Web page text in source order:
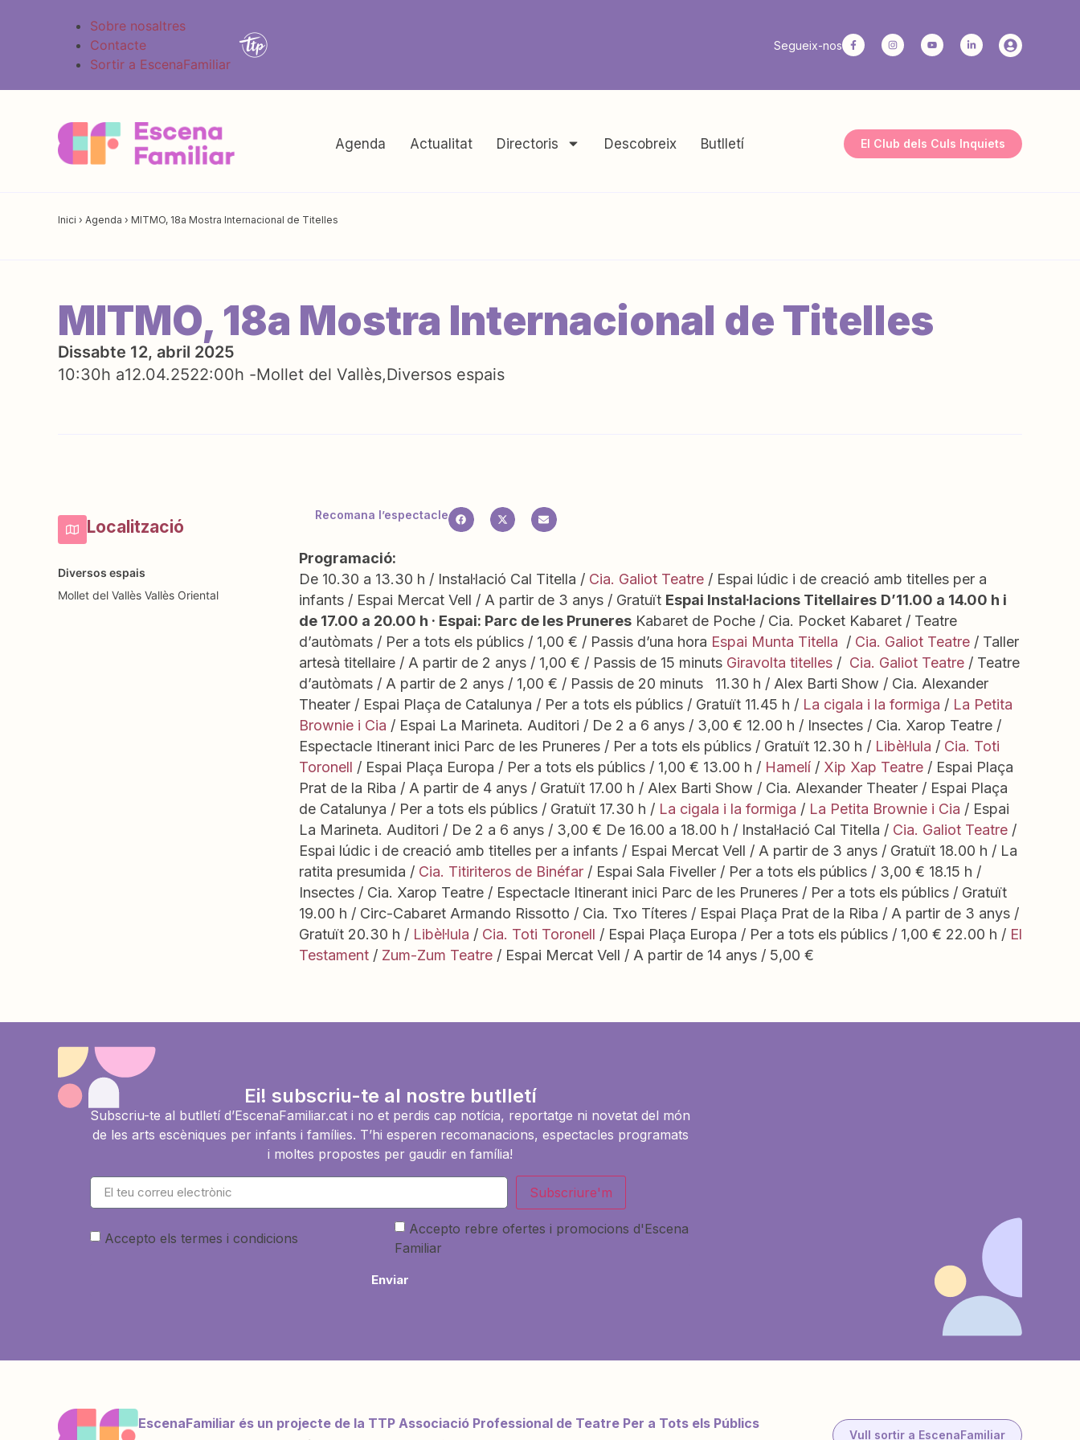
Sobre nosaltres
Contacte
Sortir a EscenaFamiliar
Segueix-nos
Agenda Actualitat Directoris Descobreix Butlletí El Club dels Culs Inquiets
Inici › Agenda › MITMO, 18a Mostra Internacional de Titelles
MITMO, 18a Mostra Internacional de Titelles
Dissabte 12, abril 2025
10:30h a12.04.2522:00h -Mollet del Vallès Diversos espais
Localització
Diversos espais
Mollet del Vallès Vallès Oriental
Recomana l’espectacle
Programació:
De 10.30 a 13.30 h / Instal·lació Cal Titella / Cia. Galiot Teatre / Espai lúdic i de creació amb titelles per a
infants / Espai Mercat Vell / A partir de 3 anys / Gratuït Espai Instal·lacions Titellaires D’11.00 a 14.00 h i
de 17.00 a 20.00 h · Espai: Parc de les Pruneres Kabaret de Poche / Cia. Pocket Kabaret / Teatre
d’autòmats / Per a tots els públics / 1,00 € / Passis d’una hora Espai Munta Titella / Cia. Galiot Teatre / Taller
artesà titellaire / A partir de 2 anys / 1,00 € / Passis de 15 minuts Giravolta titelles / Cia. Galiot Teatre / Teatre
d’autòmats / A partir de 2 anys / 1,00 € / Passis de 20 minuts 11.30 h / Alex Barti Show / Cia. Alexander
Theater / Espai Plaça de Catalunya / Per a tots els públics / Gratuït 11.45 h / La cigala i la formiga / La Petita
Brownie i Cia / Espai La Marineta. Auditori / De 2 a 6 anys / 3,00 € 12.00 h / Insectes / Cia. Xarop Teatre /
Espectacle Itinerant inici Parc de les Pruneres / Per a tots els públics / Gratuït 12.30 h / Libèl·lula / Cia. Toti
Toronell / Espai Plaça Europa / Per a tots els públics / 1,00 € 13.00 h / Hamelí / Xip Xap Teatre / Espai Plaça
Prat de la Riba / A partir de 4 anys / Gratuït 17.00 h / Alex Barti Show / Cia. Alexander Theater / Espai Plaça
de Catalunya / Per a tots els públics / Gratuït 17.30 h / La cigala i la formiga / La Petita Brownie i Cia / Espai
La Marineta. Auditori / De 2 a 6 anys / 3,00 € De 16.00 a 18.00 h / Instal·lació Cal Titella / Cia. Galiot Teatre /
Espai lúdic i de creació amb titelles per a infants / Espai Mercat Vell / A partir de 3 anys / Gratuït 18.00 h / La
ratita presumida / Cia. Titiriteros de Binéfar / Espai Sala Fiveller / Per a tots els públics / 3,00 € 18.15 h /
Insectes / Cia. Xarop Teatre / Espectacle Itinerant inici Parc de les Pruneres / Per a tots els públics / Gratuït
19.00 h / Circ-Cabaret Armando Rissotto / Cia. Txo Títeres / Espai Plaça Prat de la Riba / A partir de 3 anys /
Gratuït 20.30 h / Libèl·lula / Cia. Toti Toronell / Espai Plaça Europa / Per a tots els públics / 1,00 € 22.00 h / El
Testament / Zum-Zum Teatre / Espai Mercat Vell / A partir de 14 anys / 5,00 €
Ei! subscriu-te al nostre butlletí
Subscriu-te al butlletí d’EscenaFamiliar.cat i no et perdis cap notícia, reportatge ni novetat del món
de les arts escèniques per infants i famílies. T’hi esperen recomanacions, espectacles programats
i moltes propostes per gaudir en família!
Subscriure'm
Accepto els termes i condicions
Accepto rebre ofertes i promocions d'Escena
Familiar
Enviar
EscenaFamiliar és un projecte de la TTP Associació Professional de Teatre Per a Tots els Públics
Vull sortir a EscenaFamiliar